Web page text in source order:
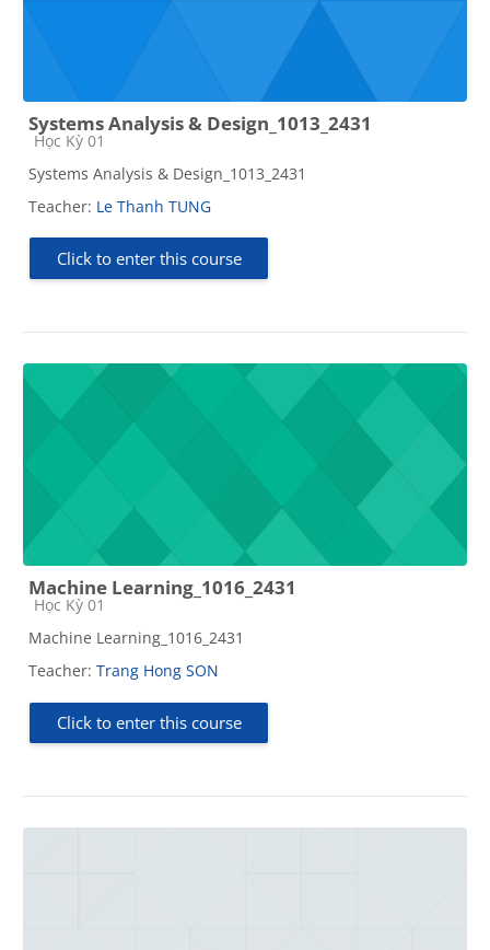
Systems Analysis & Design_1013_2431
Course category
Học Kỳ 01
Systems Analysis & Design_1013_2431
Teacher: Le Thanh TUNG
Click to enter this course
Machine Learning_1016_2431
Course category
Học Kỳ 01
Machine Learning_1016_2431
Teacher: Trang Hong SON
Click to enter this course